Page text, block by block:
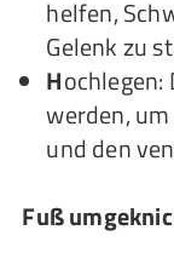
helfen,
Gelenk zu
H
werden,
und den
Fuß